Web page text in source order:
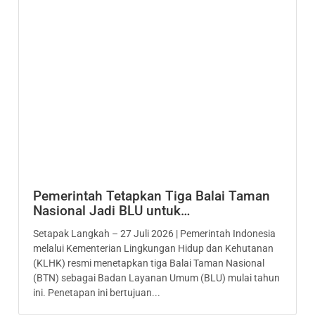
Pemerintah Tetapkan Tiga Balai Taman
Nasional Jadi BLU untuk…
Setapak Langkah – 27 Juli 2026 | Pemerintah Indonesia
melalui Kementerian Lingkungan Hidup dan Kehutanan
(KLHK) resmi menetapkan tiga Balai Taman Nasional
(BTN) sebagai Badan Layanan Umum (BLU) mulai tahun
ini. Penetapan ini bertujuan...